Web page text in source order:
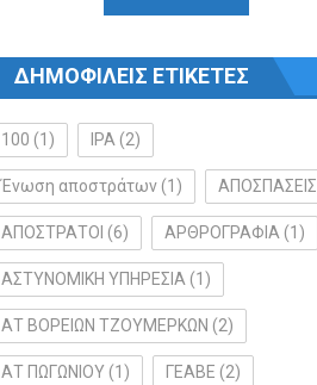
ΔΗΜΟΦΙΛΕΙΣ ΕΤΙΚΕΤΕΣ
100 (1) IPA (2)
Ένωση αποστράτων (1) ΑΠΟΣΠΑΣΕΙΣ
ΑΠΟΣΤΡΑΤΟΙ (6) ΑΡΘΡΟΓΡΑΦΙΑ (1)
ΑΣΤΥΝΟΜΙΚΗ ΥΠΗΡΕΣΙΑ (1)
ΑΤ ΒΟΡΕΙΩΝ ΤΖΟΥΜΕΡΚΩΝ (2)
ΑΤ ΠΩΓΩΝΙΟΥ (1) ΓΕΑΒΕ (2)